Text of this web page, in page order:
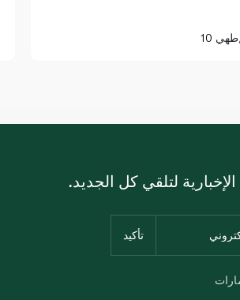
طهي
لتلقي كل الجديد.